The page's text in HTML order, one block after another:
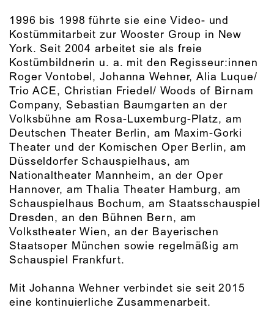
1996 bis 1998 führte sie eine Video- und
Kostümmitarbeit zur Wooster Group in New
York. Seit 2004 arbeitet sie als freie
Kostümbildnerin u. a. mit den Regisseur:innen
Roger Vontobel, Johanna Wehner, Alia Luque/
Trio ACE, Christian Friedel/ Woods of Birnam
Company, Sebastian Baumgarten an der
Volksbühne am Rosa-Luxemburg-Platz, am
Deutschen Theater Berlin, am Maxim-Gorki
Theater und der Komischen Oper Berlin, am
Düsseldorfer Schauspielhaus, am
Nationaltheater Mannheim, an der Oper
Hannover, am Thalia Theater Hamburg, am
Schauspielhaus Bochum, am Staatsschauspiel
Dresden, an den Bühnen Bern, am
Volkstheater Wien, an der Bayerischen
Staatsoper München sowie regelmäßig am
Schauspiel Frankfurt.
Mit Johanna Wehner verbindet sie seit 2015
eine kontinuierliche Zusammenarbeit.